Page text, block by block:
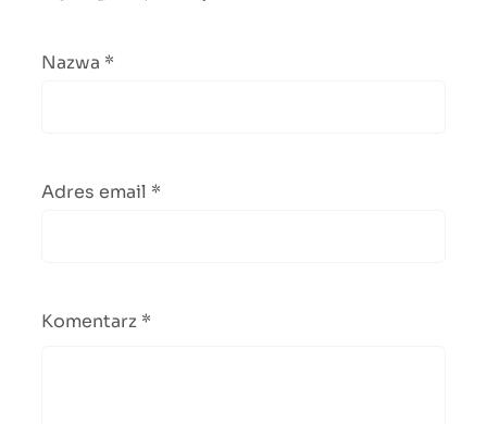
Nazwa *
Adres email *
Komentarz *